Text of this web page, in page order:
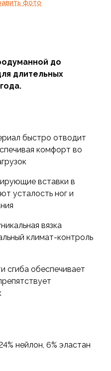
фото
до
длительных
быстро отводит
комфорт во
вставки в
усталость ног и
вязка
климат-контроль
сгиба обеспечивает
нейлон, 6% эластан